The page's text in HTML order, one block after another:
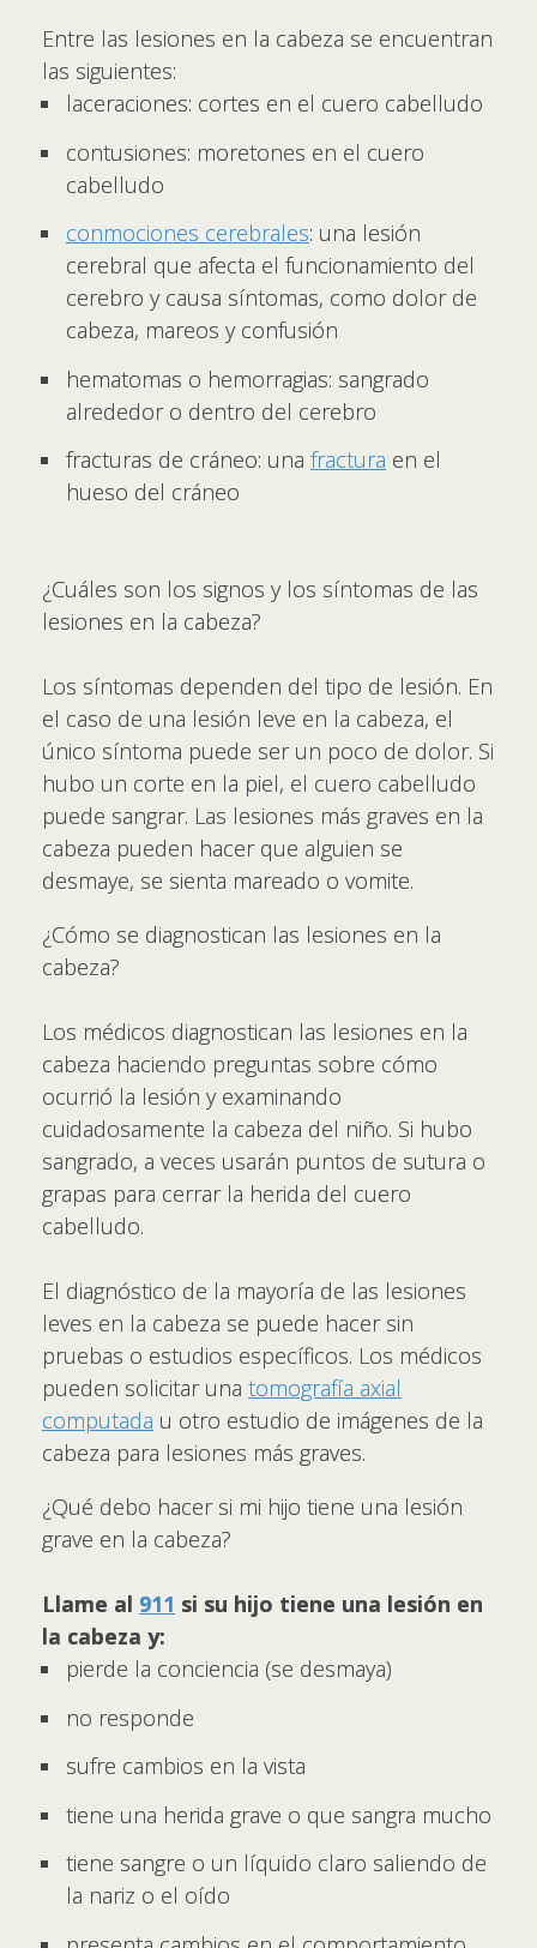
Entre las lesiones en la cabeza se encuentran
las siguientes:
laceraciones: cortes en el cuero cabelludo
contusiones: moretones en el cuero
cabelludo
conmociones cerebrales: una lesión
cerebral que afecta el funcionamiento del
cerebro y causa síntomas, como dolor de
cabeza, mareos y confusión
hematomas o hemorragias: sangrado
alrededor o dentro del cerebro
fracturas de cráneo: una fractura en el
hueso del cráneo
¿Cuáles son los signos y los síntomas de las
lesiones en la cabeza?
Los síntomas dependen del tipo de lesión. En
el caso de una lesión leve en la cabeza, el
único síntoma puede ser un poco de dolor. Si
hubo un corte en la piel, el cuero cabelludo
puede sangrar. Las lesiones más graves en la
cabeza pueden hacer que alguien se
desmaye, se sienta mareado o vomite.
¿Cómo se diagnostican las lesiones en la
cabeza?
Los médicos diagnostican las lesiones en la
cabeza haciendo preguntas sobre cómo
ocurrió la lesión y examinando
cuidadosamente la cabeza del niño. Si hubo
sangrado, a veces usarán puntos de sutura o
grapas para cerrar la herida del cuero
cabelludo.
El diagnóstico de la mayoría de las lesiones
leves en la cabeza se puede hacer sin
pruebas o estudios específicos. Los médicos
pueden solicitar una tomografía axial
computada u otro estudio de imágenes de la
cabeza para lesiones más graves.
¿Qué debo hacer si mi hijo tiene una lesión
grave en la cabeza?
Llame al 911 si su hijo tiene una lesión en
la cabeza y:
pierde la conciencia (se desmaya)
no responde
sufre cambios en la vista
tiene una herida grave o que sangra mucho
tiene sangre o un líquido claro saliendo de
la nariz o el oído